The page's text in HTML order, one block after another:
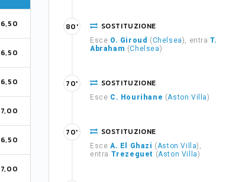
6,50
6,50
6,50
7,00
6,50
7,00
SOSTITUZIONE
Esce O. Giroud (Chelsea), entraT.
Abraham (Chelsea)
80'
SOSTITUZIONE
Esce C. Hourihane (Aston Villa)
70'
SOSTITUZIONE
Esce A. El Ghazi (Aston Villa),
entra Trezeguet (Aston Villa)
70'